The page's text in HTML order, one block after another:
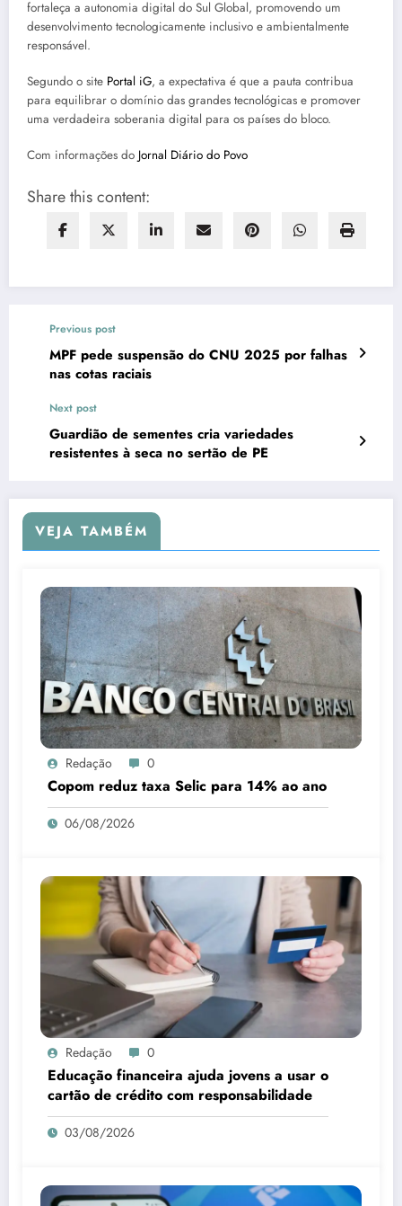
fortaleça a autonomia digital do Sul Global, promovendo um
desenvolvimento tecnologicamente inclusivo e ambientalmente
responsável.
Segundo o site Portal iG, a expectativa é que a pauta contribua
para equilibrar o domínio das grandes tecnológicas e promover
uma verdadeira soberania digital para os países do bloco.
Com informações do Jornal Diário do Povo
Share this content:
Previous post
MPF pede suspensão do CNU 2025 por falhas
nas cotas raciais
Next post
Guardião de sementes cria variedades
resistentes à seca no sertão de PE
VEJA TAMBÉM
Redação 0
Copom reduz taxa Selic para 14% ao ano
06/08/2026
Redação 0
Educação financeira ajuda jovens a usar o
cartão de crédito com responsabilidade
03/08/2026